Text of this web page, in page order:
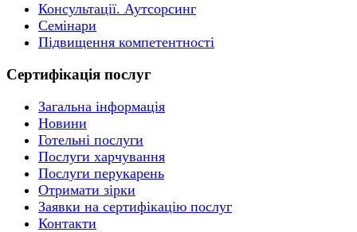
Консультації. Аутсорсинг
Семінари
Підвищення компетентності
Сертифікація послуг
Загальна інформація
Новини
Готельні послуги
Послуги харчування
Послуги перукарень
Отримати зірки
Заявки на сертифікацію послуг
Контакти